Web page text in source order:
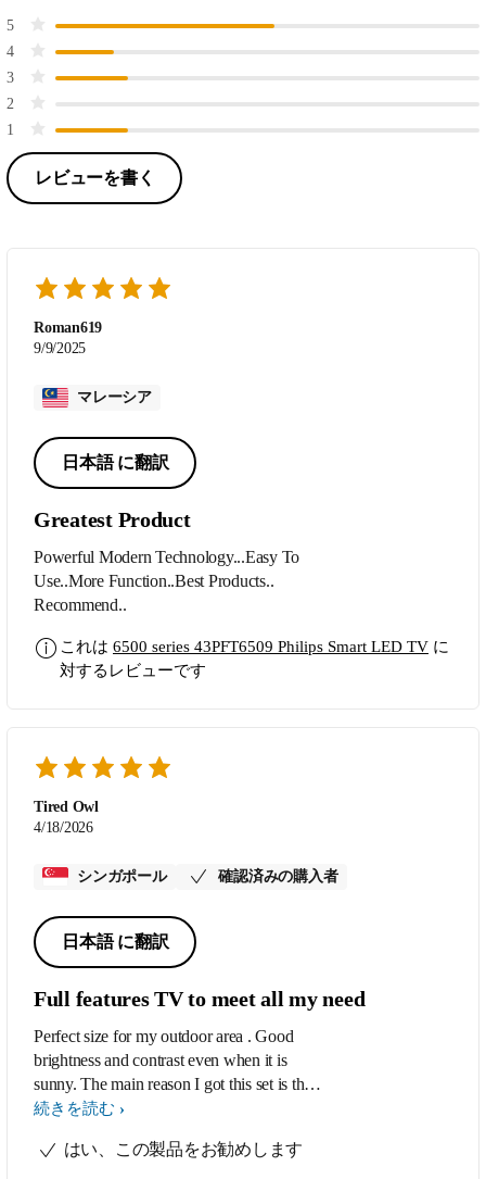
5
4
3
2
1
レビューを書く
Roman619
9/9/2025
マレーシア
日本語 に翻訳
Greatest Product
Powerful Modern Technology...Easy To
Use..More Function..Best Products..
Recommend..
これは 6500 series 43PFT6509 Philips Smart LED TV に
対するレビューです
Tired Owl
4/18/2026
シンガポール 確認済みの購入者
日本語 に翻訳
Full features TV to meet all my need
Perfect size for my outdoor area . Good
brightness and contrast even when it is
sunny. The main reason I got this set is the
Google Chrome cast function built in, in
one touch buttons . The Bluetooth function
続きを読む
はい、この製品をお勧めします